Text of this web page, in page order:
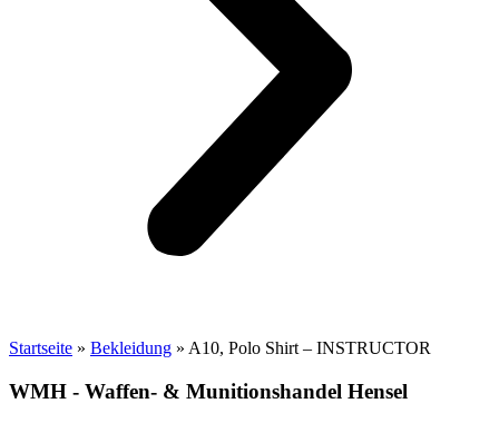
Startseite » Bekleidung » A10, Polo Shirt – INSTRUCTOR
WMH - Waffen- & Munitionshandel Hensel